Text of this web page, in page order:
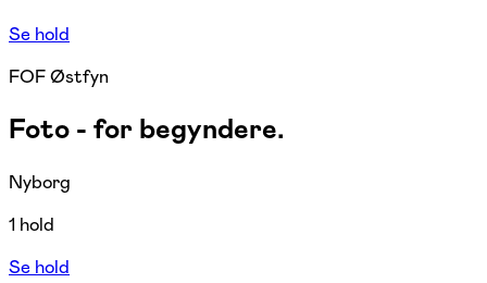
Se hold
FOF Østfyn
Foto - for begyndere.
Nyborg
1 hold
Se hold